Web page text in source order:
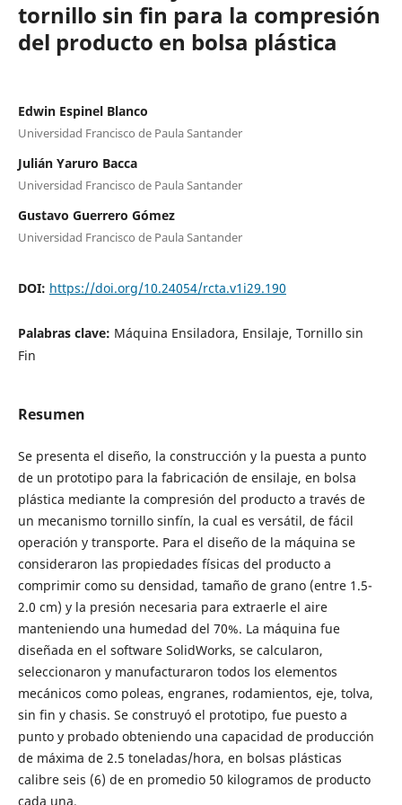
tornillo sin fin para la compresión
del producto en bolsa plástica
Edwin Espinel Blanco
Universidad Francisco de Paula Santander
Julián Yaruro Bacca
Universidad Francisco de Paula Santander
Gustavo Guerrero Gómez
Universidad Francisco de Paula Santander
DOI: https://doi.org/10.24054/rcta.v1i29.190
Palabras clave: Máquina Ensiladora, Ensilaje, Tornillo sin
Fin
Resumen
Se presenta el diseño, la construcción y la puesta a punto
de un prototipo para la fabricación de ensilaje, en bolsa
plástica mediante la compresión del producto a través de
un mecanismo tornillo sinfín, la cual es versátil, de fácil
operación y transporte. Para el diseño de la máquina se
consideraron las propiedades físicas del producto a
comprimir como su densidad, tamaño de grano (entre 1.5-
2.0 cm) y la presión necesaria para extraerle el aire
manteniendo una humedad del 70%. La máquina fue
diseñada en el software SolidWorks, se calcularon,
seleccionaron y manufacturaron todos los elementos
mecánicos como poleas, engranes, rodamientos, eje, tolva,
sin fin y chasis. Se construyó el prototipo, fue puesto a
punto y probado obteniendo una capacidad de producción
de máxima de 2.5 toneladas/hora, en bolsas plásticas
calibre seis (6) de en promedio 50 kilogramos de producto
cada una.